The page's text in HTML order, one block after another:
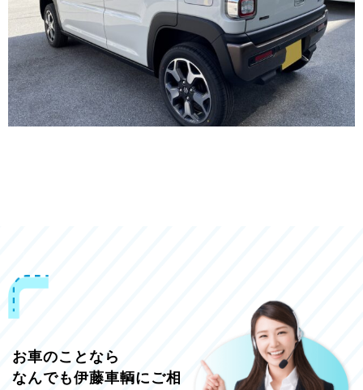
お車のことなら
なんでも伊藤車輌にご相